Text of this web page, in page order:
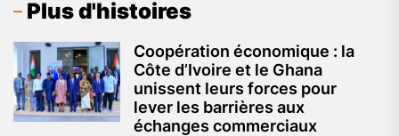
Plus d'histoires
Coopération économique : la
Côte d’Ivoire et le Ghana
unissent leurs forces pour
lever les barrières aux
échanges commerciaux